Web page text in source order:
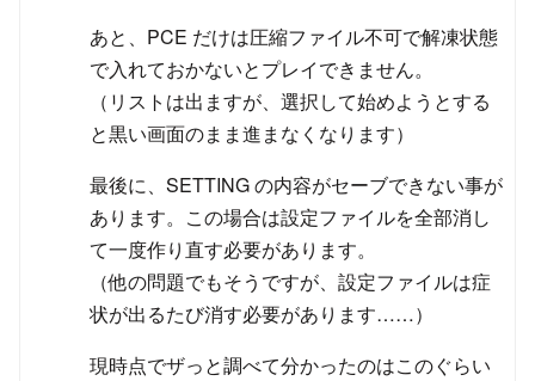
あと、PCE だけは圧縮ファイル不可で解凍状態
で入れておかないとプレイできません。
（リストは出ますが、選択して始めようとする
と黒い画面のまま進まなくなります）
最後に、SETTING の内容がセーブできない事が
あります。この場合は設定ファイルを全部消し
て一度作り直す必要があります。
（他の問題でもそうですが、設定ファイルは症
状が出るたび消す必要があります……）
現時点でザっと調べて分かったのはこのぐらい